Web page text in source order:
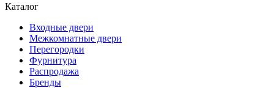
Каталог
Входные двери
Межкомнатные двери
Перегородки
Фурнитура
Распродажа
Бренды